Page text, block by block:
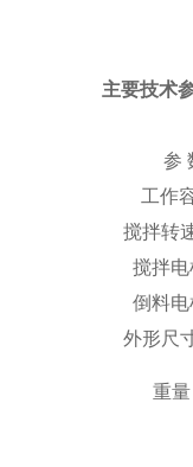
主要技术
参
工作
搅拌转
搅拌
倒料
外形尺
重